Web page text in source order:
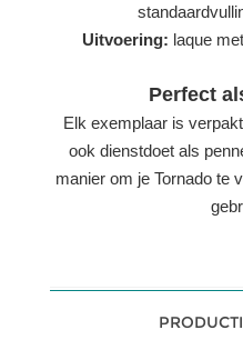
Uitvoering: laque
Perfect
Elk exemplaar is
ook dienstdoet als
manier om je Tornado te